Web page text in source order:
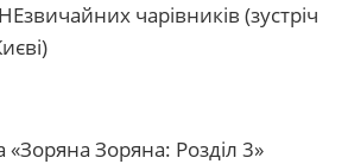
чарівників (зустріч
Зоряна: Розділ 3»